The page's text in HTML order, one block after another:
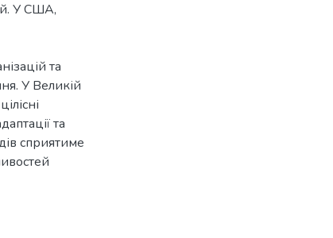
У США,
та
У Великій
та
сприятиме